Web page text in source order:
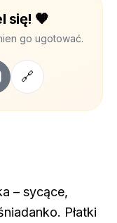
się! 🧡
go ugotować.
🔗
– sycące,
Płatki